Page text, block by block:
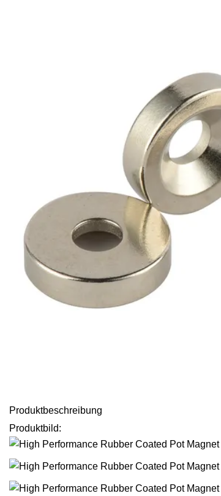
Produktbeschreibung
Produktbild: